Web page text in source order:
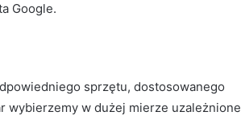
Google.
sprzętu, dostosowanego
wybierzemy w dużej mierze uzależnione